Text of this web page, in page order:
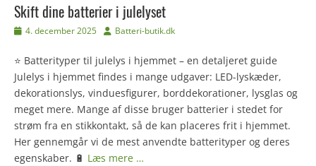
Skift dine batterier i julelyset
Udgivet
4. december 2025 Forfatter
Batteri-butik.dk
⭐ Batterityper til julelys i hjemmet – en detaljeret guide
Julelys i hjemmet findes i mange udgaver: LED-lyskæder,
dekorationslys, vinduesfigurer, borddekorationer, lysglas og
meget mere. Mange af disse bruger batterier i stedet for
strøm fra en stikkontakt, så de kan placeres frit i hjemmet.
Her gennemgår vi de mest anvendte batterityper og deres
egenskaber. 🔋 Læs mere …